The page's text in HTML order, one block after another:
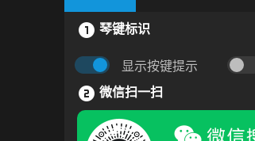
琴键标识
显示按键提示
微信扫一扫